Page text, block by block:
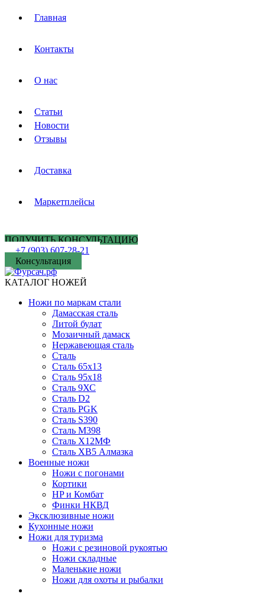
Главная
Контакты
О нас
Статьи
Новости
Отзывы
Доставка
Маркетплейсы
ПОЛУЧИТЬ КОНСУЛЬТАЦИЮ
+7 (903) 607-28-21
Консультация
КАТАЛОГ НОЖЕЙ
Ножи по маркам стали
Дамасская сталь
Литой булат
Мозаичный дамаск
Нержавеющая сталь
Сталь
Сталь 65х13
Сталь 95х18
Сталь 9ХС
Сталь D2
Сталь PGK
Сталь S390
Сталь M398
Сталь Х12МФ
Сталь ХВ5 Алмазка
Военные ножи
Ножи с погонами
Кортики
HP и Комбат
Финки НКВД
Эксклюзивные ножи
Кухонные ножи
Ножи для туризма
Ножи с резиновой рукоятью
Ножи складные
Маленькие ножи
Ножи для охоты и рыбалки